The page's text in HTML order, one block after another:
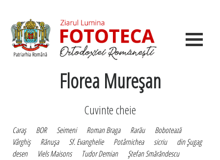
Florea Mureşan
Cuvinte cheie
Caraş BOR Seimeni Roman Braga Rarău
Bobotează
Vârghiş
Rănuşa Sf. Evanghelie Potârnichea sicriu
din Şugag
desen
Viels Maisons Tudor Demian
Ştefan Smărăndescu